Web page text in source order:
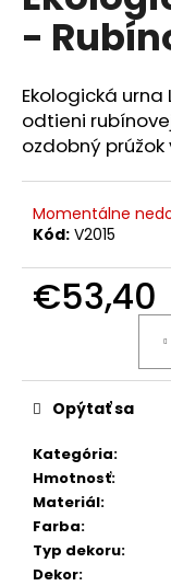
z
hviezdičiek.
-
Ekologická
odtieni
ozdobný
Momentálne
Kód: V2015
€53,40
Kategória:
Hmotnosť:
Materiál:
Farba:
Typ dekoru:
Dekor:
Opýtať sa
á
s
ť
?
d
p
o
ú
č
a
m
e